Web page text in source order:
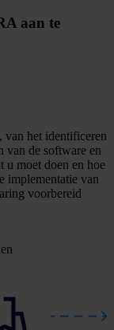
aan te
het identificeren
van de software en
u moet doen en hoe
implementatie van
voorbereid